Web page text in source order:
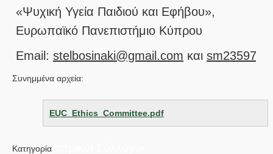
«Ψυχική Υγεία Παιδιού και Εφήβου»,
Ευρωπαϊκό Πανεπιστήμιο Κύπρου
Email: stelbosinaki@gmail.com και
Συνημμένα αρχεία:
EUC_Ethics_Committee.pdf
Κατηγορία